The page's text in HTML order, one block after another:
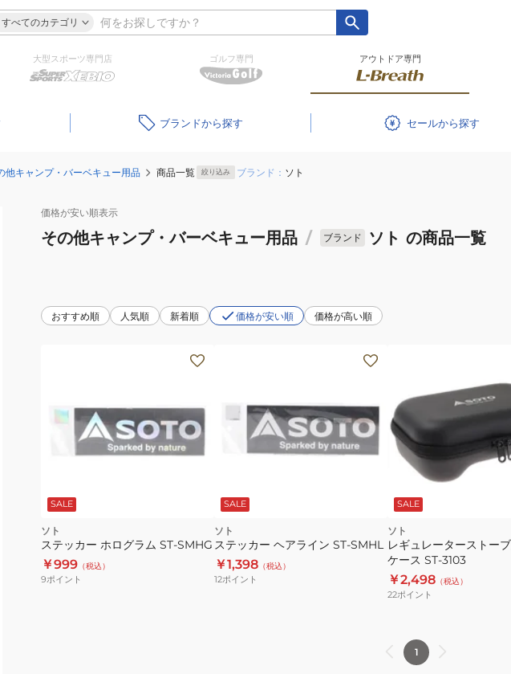
すべてのカテゴリ
大型スポーツ専門店 ゴルフ専門 アウトドア専門
ブランド セール
他キャンプ・バーベキュー用品 商品一覧 絞り込み ブランド： ソト
価格が安い順表示
その他キャンプ・バーベキュー用品 / ブランド ソト の商品一覧
おすすめ順 人気順 新着順 価格が安い順 価格が高い順
SALE
ソト
ステッカー ホログラム ST-SMHG
￥999 （税込）
9ポイント
SALE
ソト
ステッカー ヘアライン ST-SMHL
￥1,398 （税込）
12ポイント
SALE
ソト
レギュレーターストー
ケース ST-3103
￥2,498 （税込）
22ポイント
1